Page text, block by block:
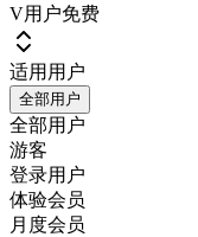
V用户免费
适用用户
全部用户
全部用户
游客
登录用户
体验会员
月度会员